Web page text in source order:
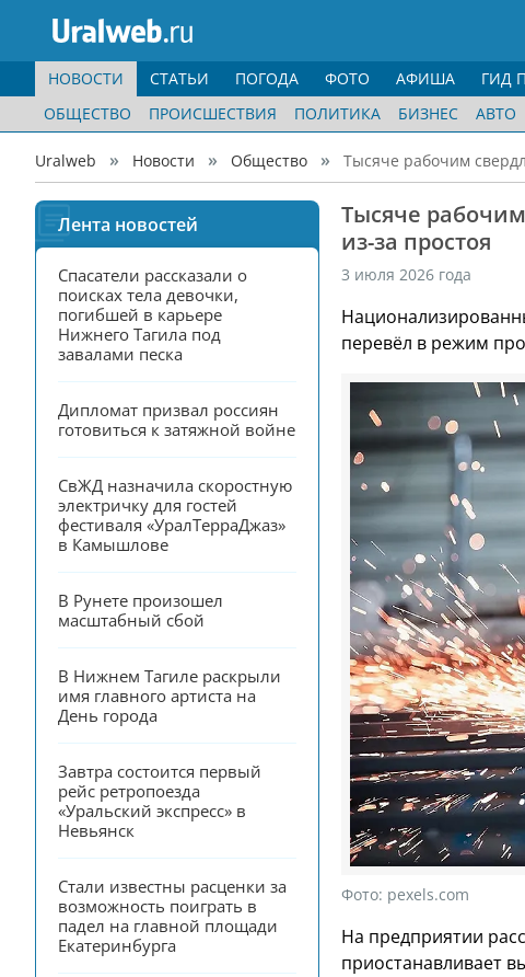
НОВОСТИ
ОБЩЕСТВО
ПРОИСШЕСТВИЯ ПОЛИТИКА БИЗНЕС АВТО
СТАТЬИ ПОГОДА ФОТО АФИША ГИД
Uralweb Новости Общество Тысяче рабочим
Лента новостей
Спасатели рассказали о
поисках тела девочки,
погибшей в карьере
Нижнего Тагила под
завалами песка
Дипломат призвал россиян
готовиться к затяжной войне
СвЖД назначила скоростную
электричку для гостей
фестиваля «УралТерраДжаз»
в Камышлове
В Рунете произошел
масштабный сбой
В Нижнем Тагиле раскрыли
имя главного артиста на
День города
Завтра состоится первый
рейс ретропоезда
«Уральский экспресс» в
Невьянск
Стали известны расценки за
возможность поиграть в
падел на главной площади
Екатеринбурга
Тысяче
из-за простоя
3 июля 2026 года
перевёл в режим
Фото: pexels.com
На предприятии
приостанавливает